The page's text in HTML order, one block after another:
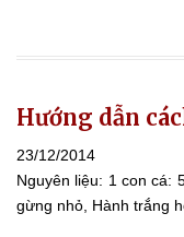
Hướng dẫn
23/12/2014
Nguyên liệu: 1 con
gừng nhỏ, Hành trắng